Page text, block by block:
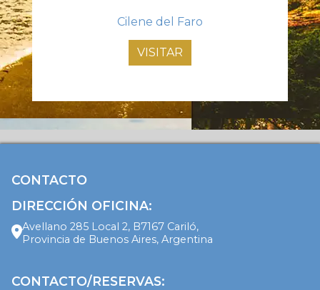
Cilene del Faro
VISITAR
CONTACTO
DIRECCIÓN OFICINA:
Avellano 285 Local 2, B7167 Cariló,
Provincia de Buenos Aires, Argentina
CONTACTO/RESERVAS: